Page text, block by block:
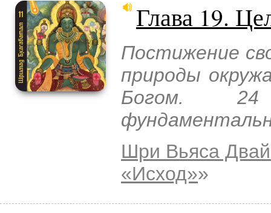
Глава 19.
Постижение
природы
Богом. 24
Шри Вьяса
«Исход»»